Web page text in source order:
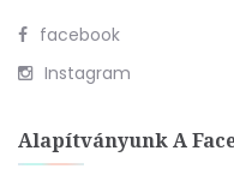
facebook
Instagram
Alapítványunk A